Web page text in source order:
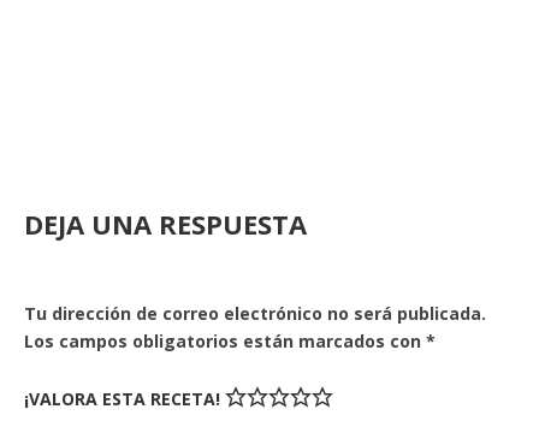
DEJA UNA RESPUESTA
Tu dirección de correo electrónico no será publicada.
Los campos obligatorios están marcados con *
¡VALORA ESTA RECETA!